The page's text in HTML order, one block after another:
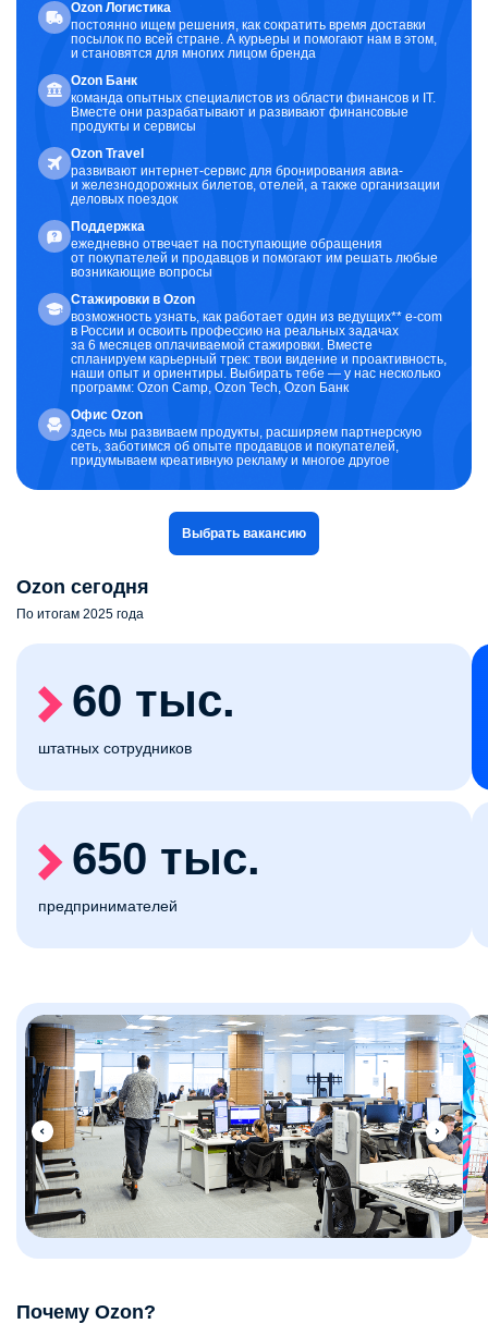
Ozon Логистика
постоянно ищем решения, как сократить время доставки
посылок по всей стране. А курьеры и помогают нам в этом,
и становятся для многих лицом бренда
Ozon Банк
команда опытных специалистов из области финансов и IT.
Вместе они разрабатывают и развивают финансовые
продукты и сервисы
Ozon Travel
развивают интернет-сервис для бронирования авиа-
и железнодорожных билетов, отелей, а также организации
деловых поездок
Поддержка
ежедневно отвечает на поступающие обращения
от покупателей и продавцов и помогают им решать любые
возникающие вопросы
Стажировки в Ozon
возможность узнать, как работает один из ведущих** e-com
в России и освоить профессию на реальных задачах
за 6 месяцев оплачиваемой стажировки. Вместе
спланируем карьерный трек: твои видение и проактивность,
наши опыт и ориентиры. Выбирать тебе — у нас несколько
программ: Ozon Camp, Ozon Tech, Ozon Банк
Офис Ozon
здесь мы развиваем продукты, расширяем партнерскую
сеть, заботимся об опыте продавцов и покупателей,
придумываем креативную рекламу и многое другое
Выбрать вакансию
Ozon сегодня
По итогам 2025 года
60 тыс.
штатных сотрудников
650 тыс.
предпринимателей
Почему Ozon?